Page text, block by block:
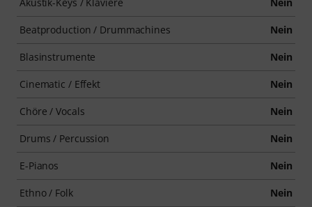
Beatproduction / Drummachines Nein
Blasinstrumente Nein
Cinematic / Effekt Nein
Chöre / Vocals Nein
Drums / Percussion Nein
E-Pianos Nein
Ethno / Folk Nein